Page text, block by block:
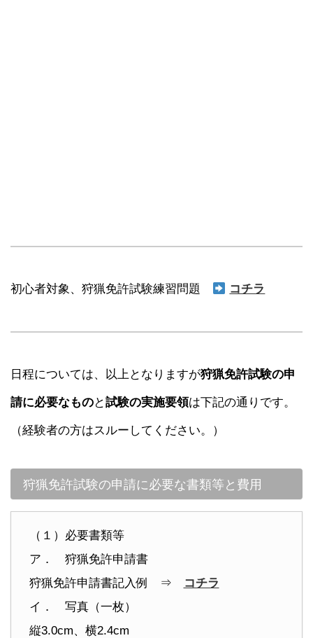
初心者対象、狩猟免許試験練習問題 コチラ
日程については、以上となりますが狩猟免許試験の申
請に必要なものと試験の実施要領は下記の通りです。
（経験者の方はスルーしてください。）
狩猟免許試験の申請に必要な書類等と費用
（１）必要書類等
ア． 狩猟免許申請書
狩猟免許申請書記入例 ⇒
コチラ
イ． 写真（一枚）
縦3.0cm、横2.4cm